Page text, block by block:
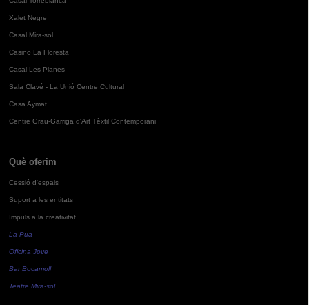
Xalet Negre
Casal Mira-sol
Casino La Floresta
Casal Les Planes
Sala Clavé - La Unió Centre Cultural
Casa Aymat
Centre Grau-Garriga d'Art Tèxtil Contemporani
Què oferim
Cessió d'espais
Suport a les entitats
Impuls a la creativitat
La Pua
Oficina Jove
Bar Bocamoll
Teatre Mira-sol